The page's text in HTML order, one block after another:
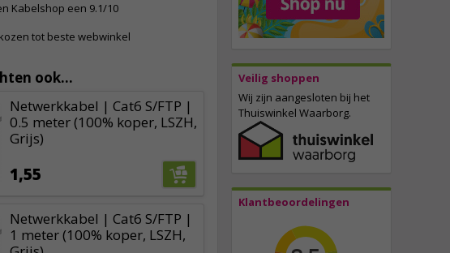
Veilig shoppen
Wij zijn aangesloten bij het
Thuiswinkel Waarborg.
Klantbeoordelingen
Kabelshop een 9.1/10
tot beste webwinkel
ook...
Netwerkkabel | Cat6 S/FTP |
0.5 meter (100% koper, LSZH,
Grijs)
1,55
Netwerkkabel | Cat6 S/FTP |
1 meter (100% koper, LSZH,